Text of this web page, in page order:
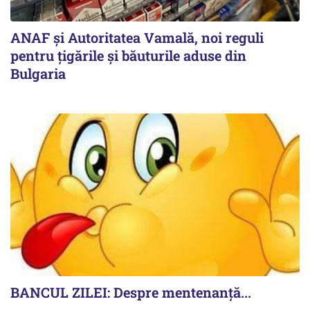
ANAF și Autoritatea Vamală, noi reguli
pentru țigările și băuturile aduse din
Bulgaria
BANCUL ZILEI: Despre mentenanță...